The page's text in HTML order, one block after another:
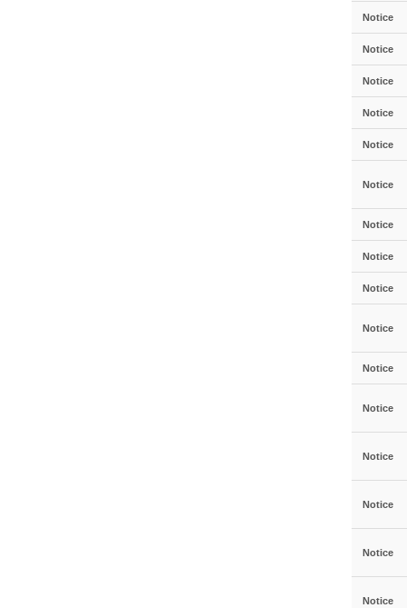
Notice
Notice
Notice
Notice
Notice
Notice
Notice
Notice
Notice
Notice
Notice
Notice
Notice
Notice
Notice
Notice